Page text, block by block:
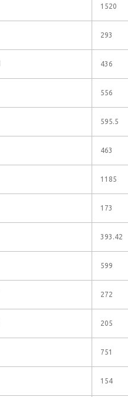
1520
293
436
556
595.5
463
1185
173
393.42
599
272
205
751
154